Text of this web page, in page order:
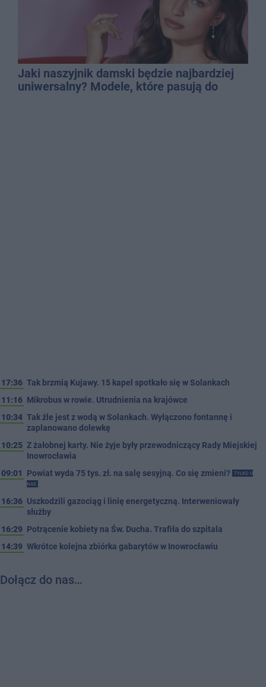
Jaki naszyjnik damski będzie najbardziej
uniwersalny? Modele, które pasują do
17:36 Tak brzmią Kujawy. 15 kapel spotkało się w Solankach
11:16 Mikrobus w rowie. Utrudnienia na krajówce
10:34 Tak źle jest z wodą w Solankach. Wyłączono fontannę i
zaplanowano dolewkę
10:25 Z żałobnej karty. Nie żyje były przewodniczący Rady Miejskiej
Inowrocławia
09:01
Powiat wyda 75 tys. zł. na salę sesyjną. Co się zmieni?
TYLKO U
NAS
16:36 Uszkodzili gazociąg i linię energetyczną. Interweniowały
służby
16:29 Potrącenie kobiety na Św. Ducha. Trafiła do szpitala
14:39 Wkrótce kolejna zbiórka gabarytów w Inowrocławiu
Dołącz do nas…